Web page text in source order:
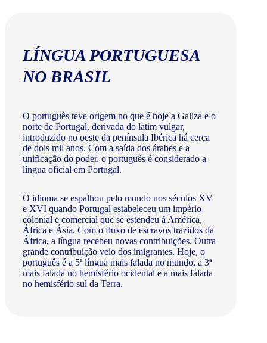
LÍNGUA PORTUGUESA
NO BRASIL
O português teve origem no que é hoje a Galiza e o
norte de Portugal, derivada do latim vulgar,
introduzido no oeste da península Ibérica há cerca
de dois mil anos. Com a saída dos árabes e a
unificação do poder, o português é considerado a
língua oficial em Portugal.
O idioma se espalhou pelo mundo nos séculos XV
e XVI quando Portugal estabeleceu um império
colonial e comercial que se estendeu à América,
África e Ásia. Com o fluxo de escravos trazidos da
África, a língua recebeu novas contribuições. Outra
grande contribuição veio dos imigrantes. Hoje, o
português é a 5ª língua mais falada no mundo, a 3ª
mais falada no hemisfério ocidental e a mais falada
no hemisfério sul da Terra.